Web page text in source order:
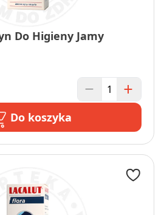
Do Higieny Jamy
Do koszyka